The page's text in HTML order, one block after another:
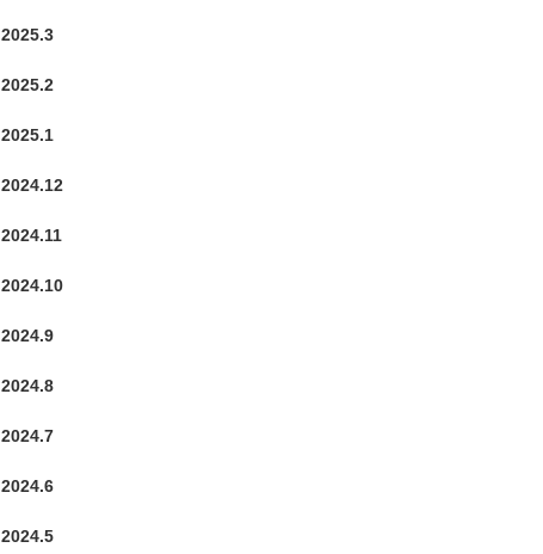
2025.3
2025.2
2025.1
2024.12
2024.11
2024.10
2024.9
2024.8
2024.7
2024.6
2024.5